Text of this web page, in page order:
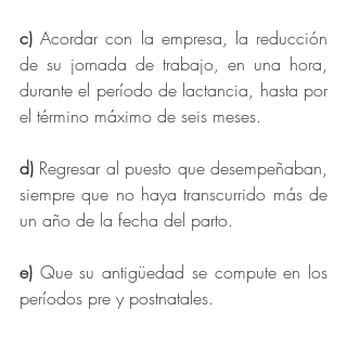
c) Acordar con la empresa, la reducción
de su jornada de trabajo, en una hora,
durante el período de lactancia, hasta por
el término máximo de seis meses.
d) Regresar al puesto que desempeñaban,
siempre que no haya transcurrido más de
un año de la fecha del parto.
e) Que su antigüedad se compute en los
períodos pre y postnatales.